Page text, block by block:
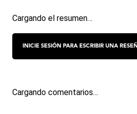
Cargando el resumen…
Cargando comentarios…